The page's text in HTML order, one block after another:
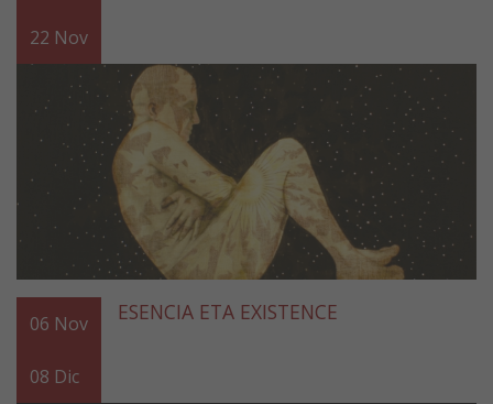
22 Nov
06 Nov
08 Dic
ESENCIA ETA EXISTENCE